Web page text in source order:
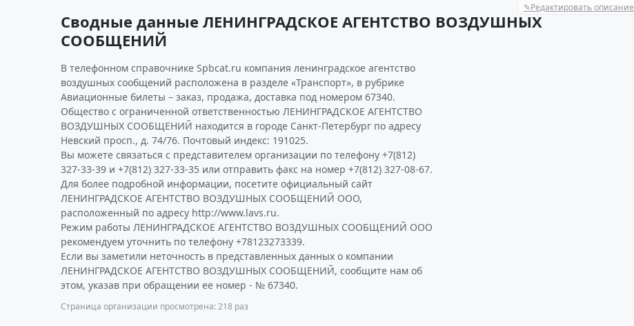
✎Редактировать описание
Сводные данные ЛЕНИНГРАДСКОЕ АГЕНТСТВО ВОЗДУШНЫХ
СООБЩЕНИЙ
В телефонном справочнике Spbcat.ru компания ленинградское агентство
воздушных сообщений расположена в разделе «Транспорт», в рубрике
Авиационные билеты – заказ, продажа, доставка под номером 67340.
Общество с ограниченной ответственностью ЛЕНИНГРАДСКОЕ АГЕНТСТВО
ВОЗДУШНЫХ СООБЩЕНИЙ находится в городе Санкт-Петербург по адресу
Невский просп., д. 74/76. Почтовый индекс: 191025.
Вы можете связаться с представителем организации по телефону +7(812)
327-33-39 и +7(812) 327-33-35 или отправить факс на номер +7(812) 327-08-67.
Для более подробной информации, посетите официальный сайт
ЛЕНИНГРАДСКОЕ АГЕНТСТВО ВОЗДУШНЫХ СООБЩЕНИЙ ООО,
расположенный по адресу http://www.lavs.ru.
Режим работы ЛЕНИНГРАДСКОЕ АГЕНТСТВО ВОЗДУШНЫХ СООБЩЕНИЙ ООО
рекомендуем уточнить по телефону +78123273339.
Если вы заметили неточность в представленных данных о компании
ЛЕНИНГРАДСКОЕ АГЕНТСТВО ВОЗДУШНЫХ СООБЩЕНИЙ, сообщите нам об
этом, указав при обращении ее номер - № 67340.
Страница организации просмотрена: 218 раз